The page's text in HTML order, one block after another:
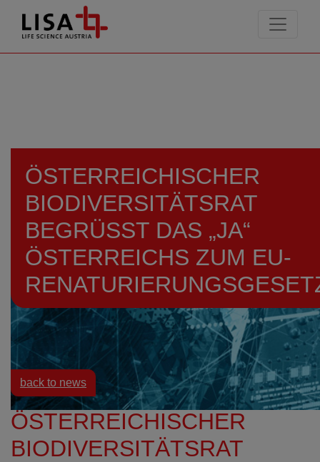
ÖSTERREICHISCHER
BIODIVERSITÄTSRAT
BEGRÜSST DAS „JA“ Ö
STERREICHS ZUM EU-R
ENATURIERUNGSGESETZ
Resources News
back to news
ÖSTERREICHISCHER
BIODIVERSITÄTSRAT